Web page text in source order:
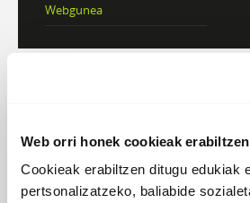
Web orri honek cookieak
Cookieak erabiltzen ditugu edukiak
pertsonalizatzeko, baliabide
Webgunea
Atzera